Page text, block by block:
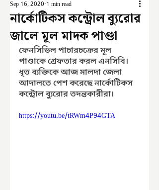
নার্কোটিকস কন্ট্রোল ব্যুরোর
জালে মূল মাদক পাণ্ডা
Sep 16, 2020 1 min read
ফেনসিডিল পাচারচক্রের মূল
পাণ্ডাকে গ্রেফতার করল এনসিবি।
ধৃত ব্যক্তিকে আজ মালদা জেলা
আদালতে পেশ করেছে নার্কোটিকস
কন্ট্রোল ব্যুরোর তদন্তকারীরা।
https://youtu.be/tRWm4P94GTA